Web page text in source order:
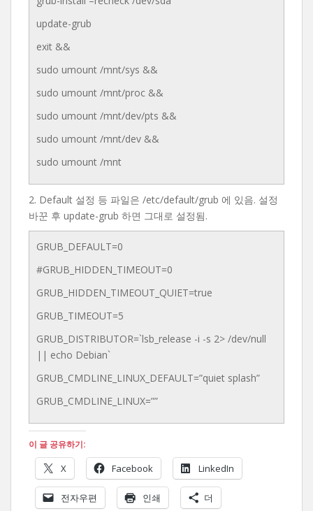
update-grub
exit &&
sudo umount /mnt/sys &&
sudo umount /mnt/proc &&
sudo umount /mnt/dev/pts &&
sudo umount /mnt/dev &&
sudo umount /mnt
2. Default 설정 등 파일은 /etc/default/grub 에 있음. 설정
바꾼 후 update-grub 하면 그대로 설정됨.
GRUB_DEFAULT=0
#GRUB_HIDDEN_TIMEOUT=0
GRUB_HIDDEN_TIMEOUT_QUIET=true
GRUB_TIMEOUT=5
GRUB_DISTRIBUTOR=`lsb_release -i -s 2> /dev/null
|| echo Debian`
GRUB_CMDLINE_LINUX_DEFAULT=”quiet splash”
GRUB_CMDLINE_LINUX=””
이 글 공유하기:
X Facebook LinkedIn
전자우편 인쇄 더